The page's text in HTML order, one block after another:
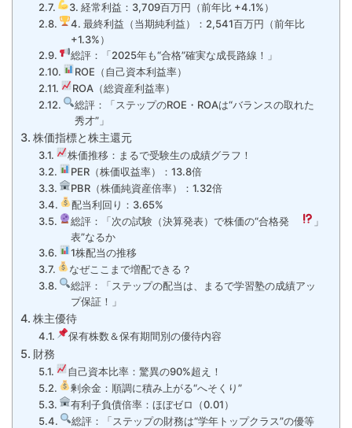
3. 経常利益：3,709百万円（前年比 +4.1%）
4. 最終利益（当期純利益）：2,541百万円（前年比
+1.3%）
総評：「2025年も“合格”確実な成長路線！」
ROE（自己資本利益率）
ROA（総資産利益率）
総評：「ステップのROE・ROAは“バランスの取れた
秀才”」
株価指標と株主還元
株価推移：まるで受験生の成績グラフ！
PER（株価収益率）：13.8倍
PBR（株価純資産倍率）：1.32倍
配当利回り：3.65%
総評：「次の試験（決算発表）で株価の“合格発
表”なるか
」
1株配当の推移
なぜここまで増配できる？
総評：「ステップの配当は、まるで学習塾の成績アッ
プ保証！」
株主優待
保有株数＆保有期間別の優待内容
財務
自己資本比率：驚異の90%超え！
剰余金：順調に積み上がる“へそくり”
有利子負債倍率：ほぼゼロ（0.01）
総評：「ステップの財務は“学年トップクラス”の優等